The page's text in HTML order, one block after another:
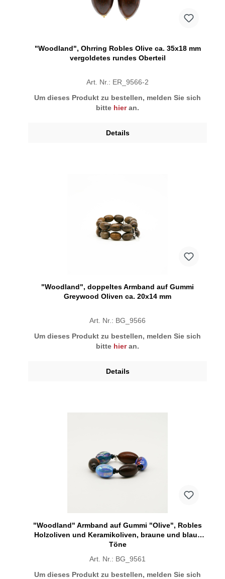
"Woodland", Ohrring Robles Olive ca. 35x18 mm
vergoldetes rundes Oberteil
Art. Nr.: ER_9566-2
Um dieses Produkt zu bestellen, melden Sie sich
bitte hieran.
Details
"Woodland", doppeltes Armband auf Gummi
Greywood Oliven ca. 20x14 mm
Art. Nr.: BG_9566
Um dieses Produkt zu bestellen, melden Sie sich
bitte hieran.
Details
"Woodland" Armband auf Gummi "Olive", Robles
Holzoliven und Keramikoliven, braune und blaue
Töne
Art. Nr.: BG_9561
Um dieses Produkt zu bestellen, melden Sie sich